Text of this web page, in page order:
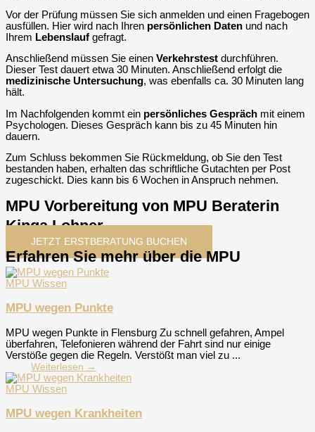
Vor der Prüfung müssen Sie sich anmelden und einen Fragebogen
ausfüllen. Hier wird nach Ihren persönlichen Daten und nach
Ihrem Lebenslauf gefragt.
Anschließend müssen Sie einen Verkehrstest durchführen.
Dieser Test dauert etwa 30 Minuten. Anschließend erfolgt die
medizinische Untersuchung, was ebenfalls ca. 30 Minuten lang
hält.
Im Nachfolgenden kommt ein persönliches Gespräch mit einem
Psychologen. Dieses Gespräch kann bis zu 45 Minuten hin
dauern.
Zum Schluss bekommen Sie Rückmeldung, ob Sie den Test
bestanden haben, erhalten das schriftliche Gutachten per Post
zugeschickt. Dies kann bis 6 Wochen in Anspruch nehmen.
MPU Vorbereitung von MPU Beraterin
Kinga Lohner
JETZT ERSTBERATUNG BUCHEN
Erfahren Sie mehr über die MPU
MPU Wissen
MPU wegen Punkte
MPU wegen Punkte in Flensburg Zu schnell gefahren, Ampel
überfahren, Telefonieren während der Fahrt sind nur einige
Verstöße gegen die Regeln. Verstößt man viel zu ...
Weiterlesen →
MPU Wissen
MPU wegen Krankheiten